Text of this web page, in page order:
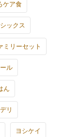
ケア食
ックス
ミリーセット
ル
ん
リ
ヨシケイ